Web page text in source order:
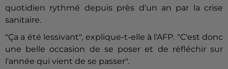
quotidien rythmé depuis près d'un an par la crise
sanitaire.
"Ça a été lessivant", explique-t-elle à l'AFP. "C'est donc
une belle occasion de se poser et de réfléchir sur
l'année qui vient de se passer".